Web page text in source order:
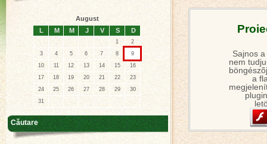
Sajnos
nem
a
August
L
M M J V S D
1
2
3
4 5 6 7 8
9
10
11 12 13 14 15
16
17
18 19 20 21 22
23
24
25 26 27 28 29
30
31
Căutare